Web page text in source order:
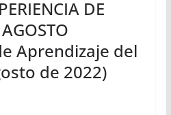
DE
Aprendizaje del
de 2022)